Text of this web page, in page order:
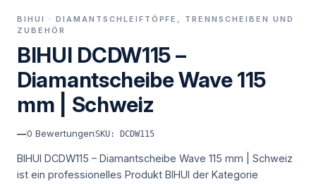
BIHUI · DIAMANTSCHLEIFTÖPFE, TRENNSCHEIBEN UND
ZUBEHÖR
BIHUI DCDW115 –
Diamantscheibe Wave 115
mm | Schweiz
—0 BewertungenSKU: DCDW115
BIHUI DCDW115 – Diamantscheibe Wave 115 mm | Schweiz
ist ein professionelles Produkt BIHUI der Kategorie